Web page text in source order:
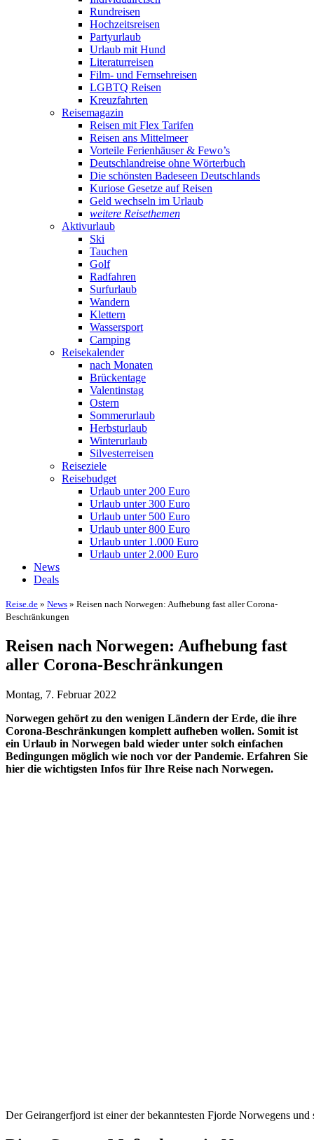
Rundreisen
Hochzeitsreisen
Partyurlaub
Urlaub mit Hund
Literaturreisen
Film- und Fernsehreisen
LGBTQ Reisen
Kreuzfahrten
Reisemagazin
Reisen mit Flex Tarifen
Reisen ans Mittelmeer
Vorteile Ferienhäuser & Fewo’s
Deutschlandreise ohne Wörterbuch
Die schönsten Badeseen Deutschlands
Kuriose Gesetze auf Reisen
Geld wechseln im Urlaub
weitere Reisethemen
Aktivurlaub
Ski
Tauchen
Golf
Radfahren
Surfurlaub
Wandern
Klettern
Wassersport
Camping
Reisekalender
nach Monaten
Brückentage
Valentinstag
Ostern
Sommerurlaub
Herbsturlaub
Winterurlaub
Silvesterreisen
Reiseziele
Reisebudget
Urlaub unter 200 Euro
Urlaub unter 300 Euro
Urlaub unter 500 Euro
Urlaub unter 800 Euro
Urlaub unter 1.000 Euro
Urlaub unter 2.000 Euro
News
Deals
Reise.de » News » Reisen nach Norwegen: Aufhebung fast aller Corona-
Beschränkungen
Reisen nach Norwegen: Aufhebung fast
aller Corona-Beschränkungen
Montag, 7. Februar 2022
Norwegen gehört zu den wenigen Ländern der Erde, die ihre
Corona-Beschränkungen komplett aufheben wollen. Somit ist
ein Urlaub in Norwegen bald wieder unter solch einfachen
Bedingungen möglich wie noch vor der Pandemie. Erfahren Sie
hier die wichtigsten Infos für Ihre Reise nach Norwegen.
Der Geirangerfjord ist einer der bekanntesten Fjorde Norwegens